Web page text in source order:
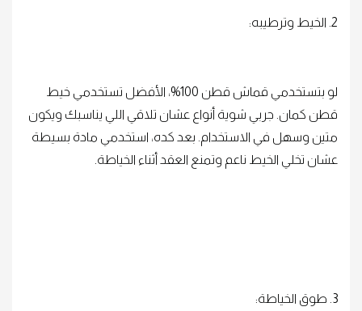
2. الخيط وترطيبه:
لو بتستخدمي قماش قطن 100%، الأفضل تستخدمي خيط
قطن كمان. جربي شوية أنواع عشان تلاقي اللي يناسبك ويكون
متين وسهل في الاستخدام. بعد كده، استخدمي مادة بسيطة
عشان تخلي الخيط ناعم وتمنع العقد أثناء الخياطة.
3. طوق الخياطة: